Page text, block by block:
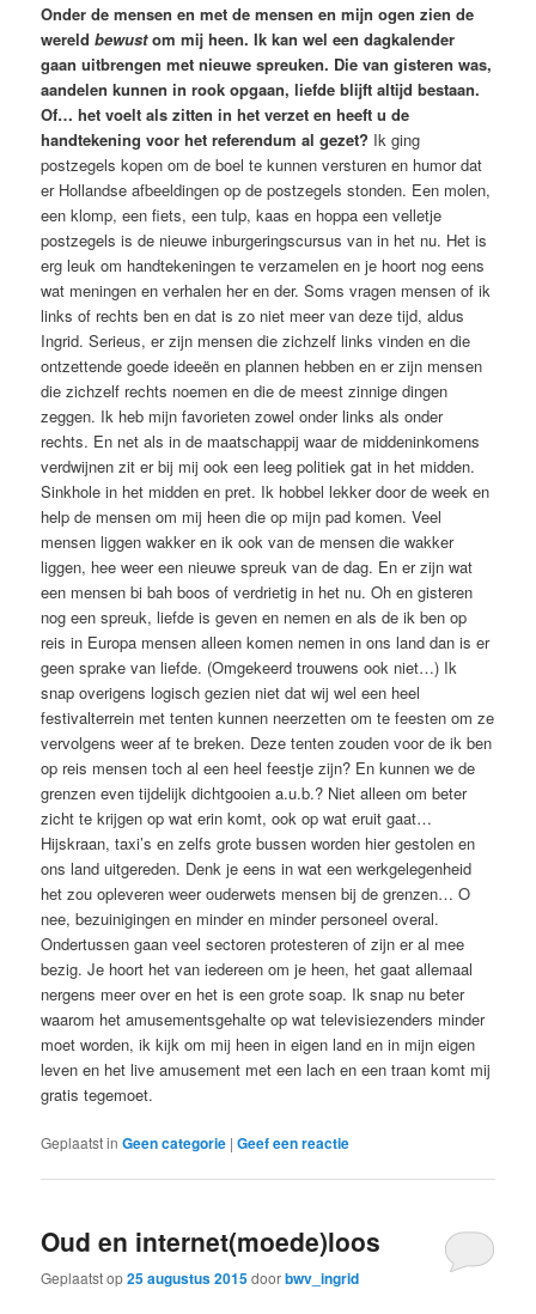
Onder de mensen en met de mensen en mijn ogen zien de
wereldbewustom mij heen. Ik kan wel een dagkalender
gaan uitbrengen met nieuwe spreuken. Die van gisteren was,
aandelen kunnen in rook opgaan, liefde blijft altijd bestaan.
Of… het voelt als zitten in het verzet en heeft u de
handtekening voor het referendum al gezet? Ik ging
postzegels kopen om de boel te kunnen versturen en humor dat
er Hollandse afbeeldingen op de postzegels stonden. Een molen,
een klomp, een fiets, een tulp, kaas en hoppa een velletje
postzegels is de nieuwe inburgeringscursus van in het nu. Het is
erg leuk om handtekeningen te verzamelen en je hoort nog eens
wat meningen en verhalen her en der. Soms vragen mensen of ik
links of rechts ben en dat is zo niet meer van deze tijd, aldus
Ingrid. Serieus, er zijn mensen die zichzelf links vinden en die
ontzettende goede ideeën en plannen hebben en er zijn mensen
die zichzelf rechts noemen en die de meest zinnige dingen
zeggen. Ik heb mijn favorieten zowel onder links als onder
rechts. En net als in de maatschappij waar de middeninkomens
verdwijnen zit er bij mij ook een leeg politiek gat in het midden.
Sinkhole in het midden en pret. Ik hobbel lekker door de week en
help de mensen om mij heen die op mijn pad komen. Veel
mensen liggen wakker en ik ook van de mensen die wakker
liggen, hee weer een nieuwe spreuk van de dag. En er zijn wat
een mensen bi bah boos of verdrietig in het nu. Oh en gisteren
nog een spreuk, liefde is geven en nemen en als de ik ben op
reis in Europa mensen alleen komen nemen in ons land dan is er
geen sprake van liefde. (Omgekeerd trouwens ook niet…) Ik
snap overigens logisch gezien niet dat wij wel een heel
festivalterrein met tenten kunnen neerzetten om te feesten om ze
vervolgens weer af te breken. Deze tenten zouden voor de ik ben
op reis mensen toch al een heel feestje zijn? En kunnen we de
grenzen even tijdelijk dichtgooien a.u.b.? Niet alleen om beter
zicht te krijgen op wat erin komt, ook op wat eruit gaat…
Hijskraan, taxi’s en zelfs grote bussen worden hier gestolen en
ons land uitgereden. Denk je eens in wat een werkgelegenheid
het zou opleveren weer ouderwets mensen bij de grenzen… O
nee, bezuinigingen en minder en minder personeel overal.
Ondertussen gaan veel sectoren protesteren of zijn er al mee
bezig. Je hoort het van iedereen om je heen, het gaat allemaal
nergens meer over en het is een grote soap. Ik snap nu beter
waarom het amusementsgehalte op wat televisiezenders minder
moet worden, ik kijk om mij heen in eigen land en in mijn eigen
leven en het live amusement met een lach en een traan komt mij
gratis tegemoet.
Geplaatst in Geen categorie |Geef een reactie
Oud en internet(moede)loos
Geplaatst op25 augustus 2015doorbwv_ingrid